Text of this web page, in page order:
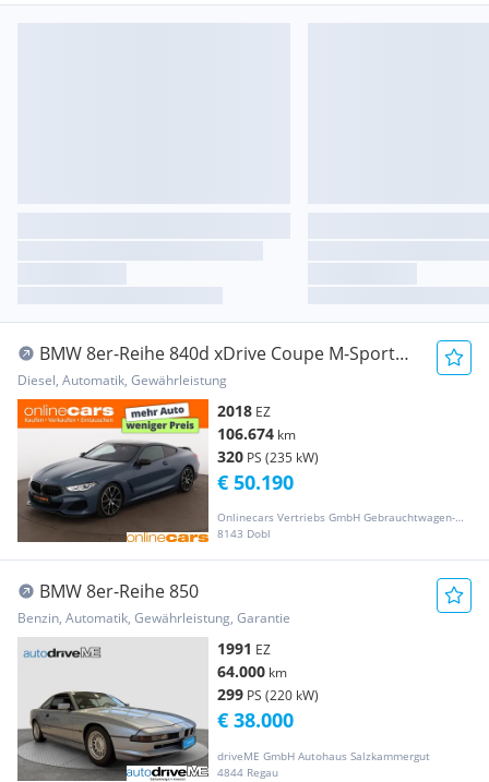
BMW 8er-Reihe 840d xDrive Coupe M-Sport
Aut LASER STANDHZG
Diesel, Automatik, Gewährleistung
2018 EZ
106.674 km
320 PS (235 kW)
Onlinecars Vertriebs GmbH Gebrauchtwagen-Outlet  Werkstätte  Spenglerei  Lackiererei
8143 Dobl
€ 50.190
BMW 8er-Reihe 850
Benzin, Automatik, Gewährleistung, Garantie
1991 EZ
64.000 km
299 PS (220 kW)
driveME GmbH Autohaus Salzkammergut
4844 Regau
€ 38.000